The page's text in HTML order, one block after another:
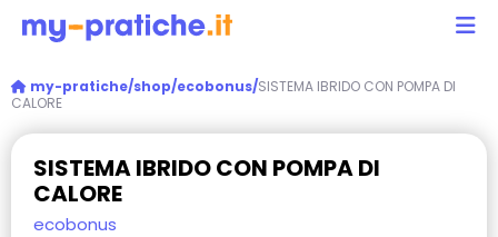
my-pratiche/shop/ecobonus/SISTEMA IBRIDO CON POMPA DI
CALORE
SISTEMA IBRIDO CON POMPA DI
CALORE
ecobonus